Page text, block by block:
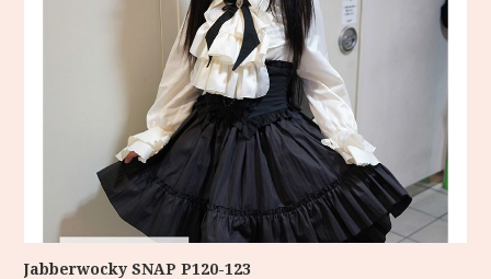
Jabberwocky SNAP P120-123